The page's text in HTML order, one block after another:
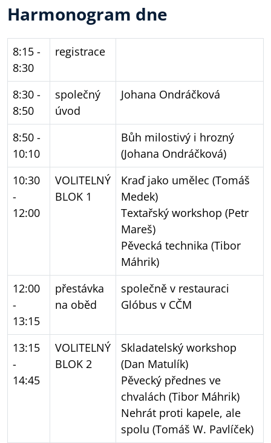
Harmonogram dne
8:15 -
8:30
registrace
8:30 -
8:50
společný
úvod
Johana Ondráčková
8:50 -
10:10
Bůh milostivý i hrozný
(Johana Ondráčková)
10:30
-
12:00
VOLITELNÝ
BLOK 1
Kraď jako umělec (Tomáš
Medek)
Textařský workshop (Petr
Mareš)
Pěvecká technika (Tibor
Máhrik)
12:00
-
13:15
přestávka
na oběd
společně v restauraci
Glóbus v CČM
13:15
-
14:45
VOLITELNÝ
BLOK 2
Skladatelský workshop
(Dan Matulík)
Pěvecký přednes ve
chvalách (Tibor Máhrik)
Nehrát proti kapele, ale
spolu (Tomáš W. Pavlíček)